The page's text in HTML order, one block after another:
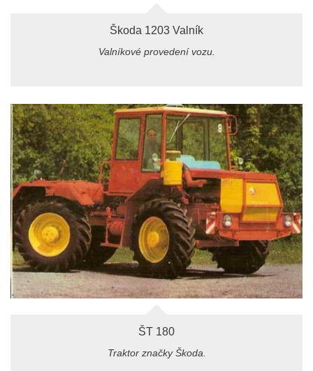
Škoda 1203 Valník
Valníkové provedení vozu.
ŠT 180
Traktor značky Škoda.